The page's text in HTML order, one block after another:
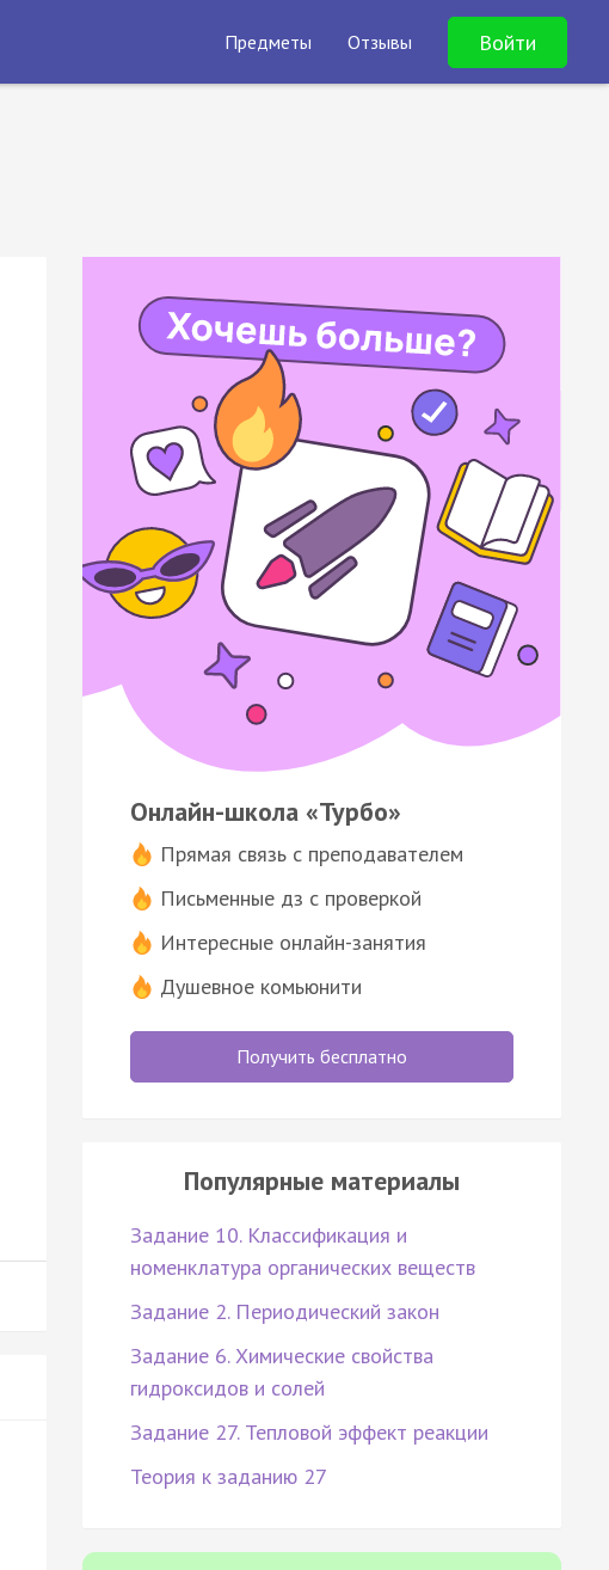
Предметы Отзывы Войти
Онлайн-школа «Турбо»
Прямая связь с преподавателем
Письменные дз с проверкой
Интересные онлайн-занятия
Душевное комьюнити
Получить бесплатно
Популярные материалы
Задание 10. Классификация и
номенклатура органических веществ
Задание 2. Периодический закон
Задание 6. Химические свойства
гидроксидов и солей
Задание 27. Тепловой эффект реакции
Теория к заданию 27